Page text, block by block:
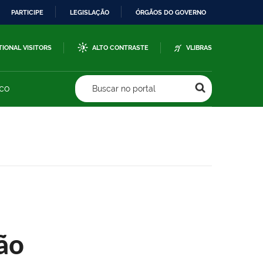
PARTICIPE LEGISLAÇÃO ÓRGÃOS DO GOVERNO
VISITORS ALTO CONTRASTE VLIBRAS
Buscar no portal